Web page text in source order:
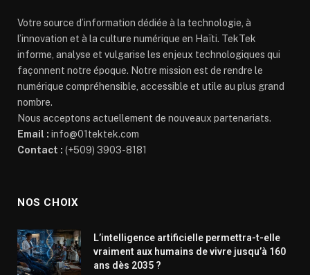
Votre source d’information dédiée à la technologie, à
l’innovation et à la culture numérique en Haïti. TekTek
informe, analyse et vulgarise les enjeux technologiques qui
façonnent notre époque. Notre mission est de rendre le
numérique compréhensible, accessible et utile au plus grand
nombre.
Nous acceptons actuellement de nouveaux partenariats.
Email : info@01tektek.com
Contact : (+509) 3903-8181
NOS CHOIX
L’intelligence artificielle permettra-t-elle
vraiment aux humains de vivre jusqu’à 160
ans dès 2035 ?